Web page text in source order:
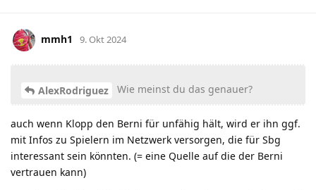
mmh1 9. Okt 2024
AlexRodriguez Wie meinst du das genauer?
auch wenn Klopp den Berni für unfähig hält, wird er ihn ggf.
mit Infos zu Spielern im Netzwerk versorgen, die für Sbg
interessant sein könnten. (= eine Quelle auf die der Berni
vertrauen kann)